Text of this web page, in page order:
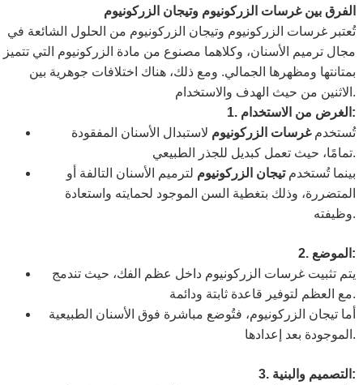
الفرق بين غرسات الزركونيوم وتيجان الزركونيوم
تُعتبر غرسات الزركونيوم وتيجان الزركونيوم من الحلول الشائعة في
مجال ترميم الأسنان، وكلاهما مصنوع من مادة الزركونيوم التي تتميز
بمتانتها ومظهرها الجمالي. ومع ذلك، هناك اختلافات جوهرية بين
الاثنين من حيث الهدف والاستخدام.
1. الغرض من الاستخدام:
تُستخدمغرسات الزركونيوم لاستبدال الأسنان المفقودة
تمامًا، حيث تعمل كبديل للجذر الطبيعي.
بينما تُستخدمتيجان الزركونيوم لترميم الأسنان التالفة أو
المتضررة، وذلك بتغطية السن الموجود لحمايته واستعادة
وظيفته.
2. الموضع:
يتم تثبيت غرسات الزركونيوم داخل عظم الفك، حيث تندمج
مع العظم لتوفير قاعدة ثابتة ودائمة.
أما تيجان الزركونيوم، فتُوضع مباشرة فوق الأسنان الطبيعية
الموجودة بعد إعدادها.
3. التصميم والبنية: